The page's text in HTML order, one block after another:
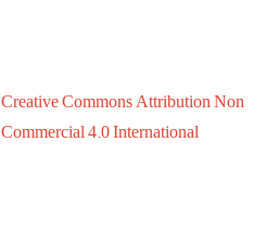
Creative Commons Attribution Non
Commercial 4.0 International